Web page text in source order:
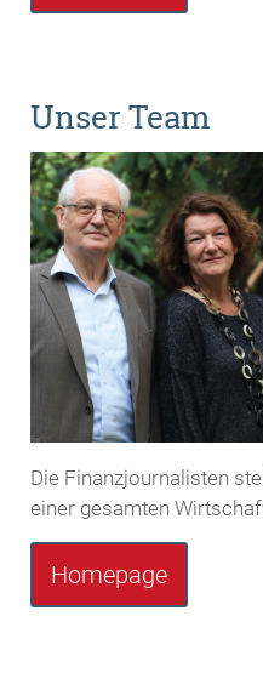
Unser Team
Die Finanzjournalisten
einer gesamten
Homepage